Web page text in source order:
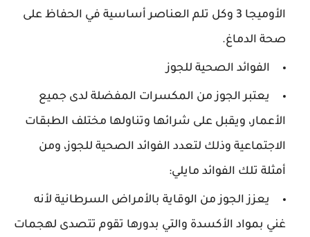
الأوميجا 3 وكل تلم العناصر أساسية في الحفاظ على
صحة الدماغ.
الفوائد الصحية للجوز
يعتبر الجوز من المكسرات المفضلة لدى جميع
الأعمار، ويقبل على شرائها وتناولها مختلف الطبقات
الاجتماعية وذلك لتعدد الفوائد الصحية للجوز، ومن
أمثلة تلك الفوائد مايلي:
يعزز الجوز من الوقاية بالأمراض السرطانية لأنه
غني بمواد الأكسدة والتي بدورها تقوم تتصدى لهجمات